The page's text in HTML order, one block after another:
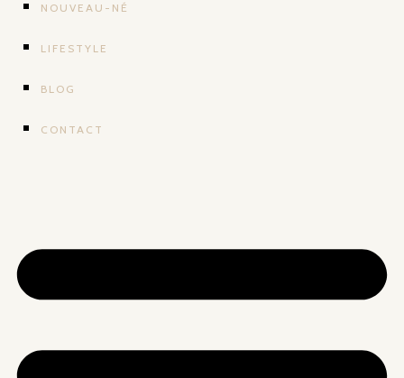
NOUVEAU-NÉ
LIFESTYLE
BLOG
CONTACT